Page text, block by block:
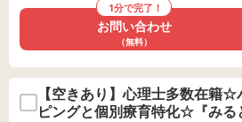
1分で完了！
お問い合わせ
（無料）
【空きあり】心理士多数在籍
ピングと個別療育特化☆『みる